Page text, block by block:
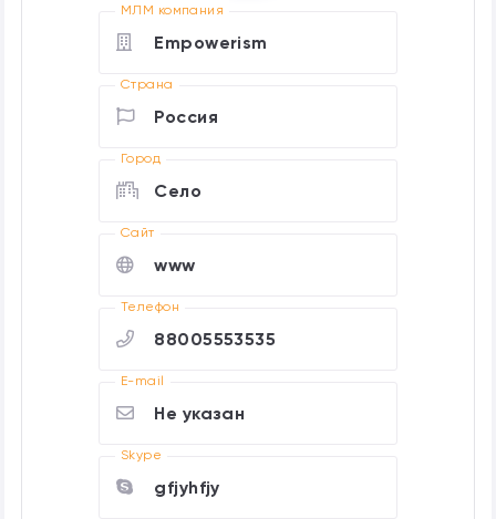
МЛМ компания
Empowerism
Страна
Россия
Город
Село
Cайт
www
Телефон
88005553535
E-mail
Не указан
Skype
gfjyhfjy